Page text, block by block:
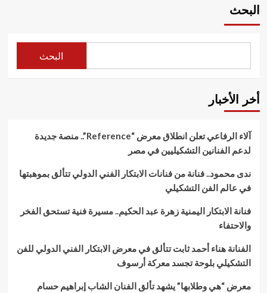
البحث
البحث
أخر الأخبار
آلاء الرفاعي تعلن انطلاق معرض “Reference”.. منصة جديدة
لدعم الفنانين التشكيليين في مصر
ندى محمود.. فنانة من فنانات الابتكار الفني الدولي تتألق بموهبتها
في عالم الفن التشكيلي
فنانة الابتكار اليمنية زهرة عبد الحكيم.. مسيرة فنية تستحق الفخر
والاحتفاء
الفنانة هناء أحمد ثابت تتألق في معرض الابتكار الفني الدولي للفن
التشكيلي بلوحة تجسد معركة أرسوف
معرض “هي وطلابها” يشهد تألق الفنان الشاب إبراهيم حسام